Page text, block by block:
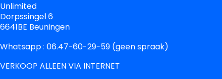
Unlimited
Dorpssingel 6
6641BE Beuningen
Whatsapp : 06.47-60-29-59 (geen spraak)
VERKOOP ALLEEN VIA INTERNET